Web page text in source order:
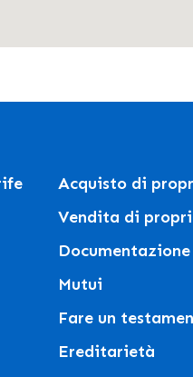
Acquisto di
Vendita di
Documentazione
Mutui
Fare un
Ereditarietà